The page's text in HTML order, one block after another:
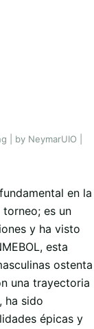
| by NeymarUIO |
en la
es un
y ha visto
esta
ostenta
una trayectoria
ha sido
épicas y